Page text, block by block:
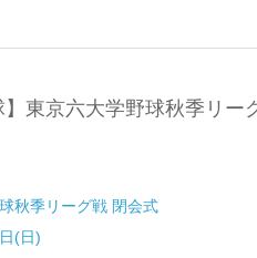
】東京六大学野球秋季リ
秋季リーグ戦 閉会式
(日)